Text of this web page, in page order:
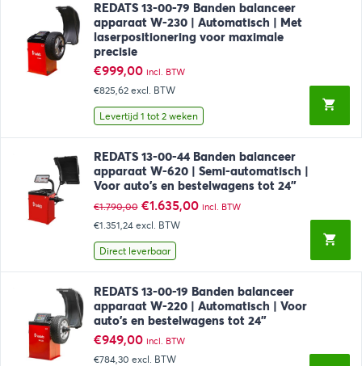
REDATS 13-00-79 Banden balanceer
apparaat W-230 | Automatisch | Met
laserpositionering voor maximale
precisie
€999,00 incl. BTW
€825,62 excl. BTW
Levertijd 1 tot 2 weken
REDATS 13-00-44 Banden balanceer
apparaat W-620 | Semi-automatisch |
Voor auto’s en bestelwagens tot 24”
€1.790,00 Oorspronkelijke
prijs
was:
€1.790,00.
€1.635,00Huidige
incl. BTW
€1.351,24 excl. BTW
Direct leverbaar
REDATS 13-00-19 Banden balanceer
apparaat W-220 | Automatisch | Voor
auto’s en bestelwagens tot 24”
€949,00 incl. BTW
€784,30 excl. BTW